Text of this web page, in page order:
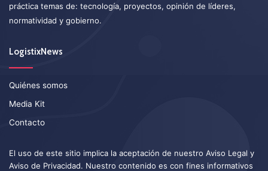
práctica temas de: tecnología, proyectos, opinión de líderes,
normatividad y gobierno.
LogistixNews
Quiénes somos
Media Kit
Contacto
El uso de este sitio implica la aceptación de nuestro Aviso Legal y
Aviso de Privacidad. Nuestro contenido es con fines informativos